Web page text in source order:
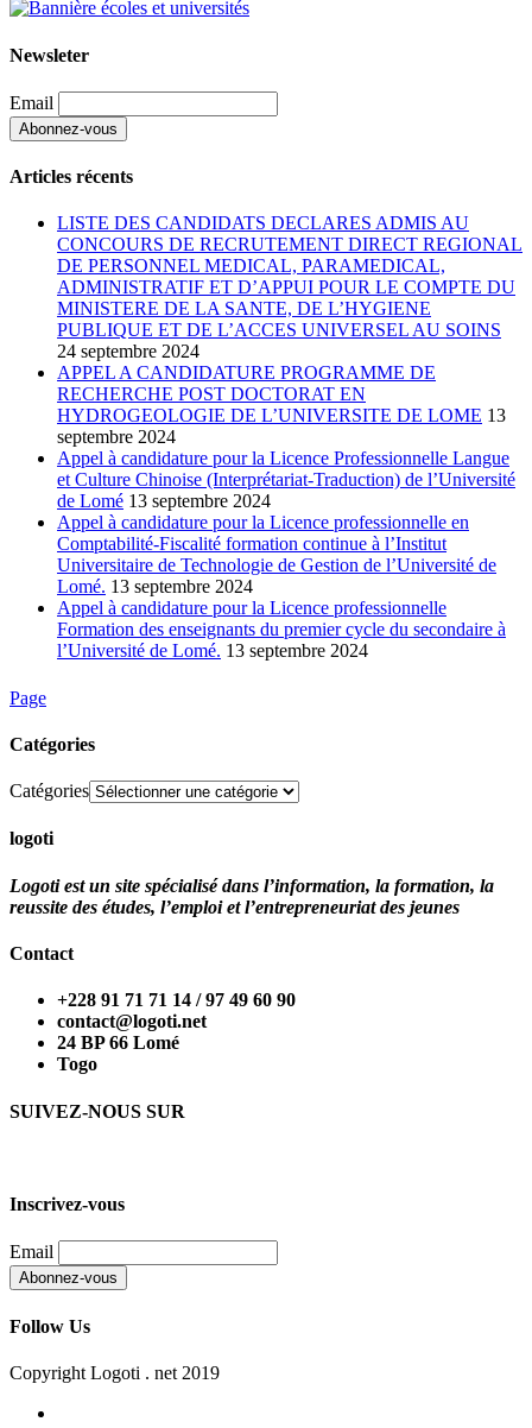
Newsleter
Email
Articles récents
LISTE DES CANDIDATS DECLARES ADMIS AU
CONCOURS DE RECRUTEMENT DIRECT REGIONAL
DE PERSONNEL MEDICAL, PARAMEDICAL,
ADMINISTRATIF ET D’APPUI POUR LE COMPTE DU
MINISTERE DE LA SANTE, DE L’HYGIENE
PUBLIQUE ET DE L’ACCES UNIVERSEL AU SOINS
24 septembre 2024
APPEL A CANDIDATURE PROGRAMME DE
RECHERCHE POST DOCTORAT EN
HYDROGEOLOGIE DE L’UNIVERSITE DE LOME 13
septembre 2024
Appel à candidature pour la Licence Professionnelle Langue
et Culture Chinoise (Interprétariat-Traduction) de l’Université
de Lomé 13 septembre 2024
Appel à candidature pour la Licence professionnelle en
Comptabilité-Fiscalité formation continue à l’Institut
Universitaire de Technologie de Gestion de l’Université de
Lomé. 13 septembre 2024
Appel à candidature pour la Licence professionnelle
Formation des enseignants du premier cycle du secondaire à
l’Université de Lomé. 13 septembre 2024
Page
Catégories
Catégories
logoti
Logoti est un site spécialisé dans l’information, la formation, la
reussite des études, l’emploi et l’entrepreneuriat des jeunes
Contact
+228 91 71 71 14 / 97 49 60 90
contact@logoti.net
24 BP 66 Lomé
Togo
SUIVEZ-NOUS SUR
Inscrivez-vous
Email
Follow Us
Copyright Logoti . net 2019